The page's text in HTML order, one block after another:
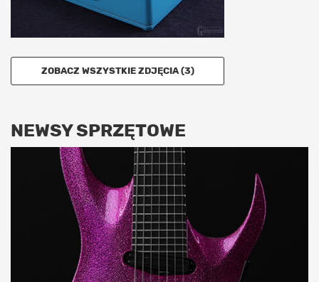
ZOBACZ WSZYSTKIE ZDJĘCIA (3)
NEWSY SPRZĘTOWE